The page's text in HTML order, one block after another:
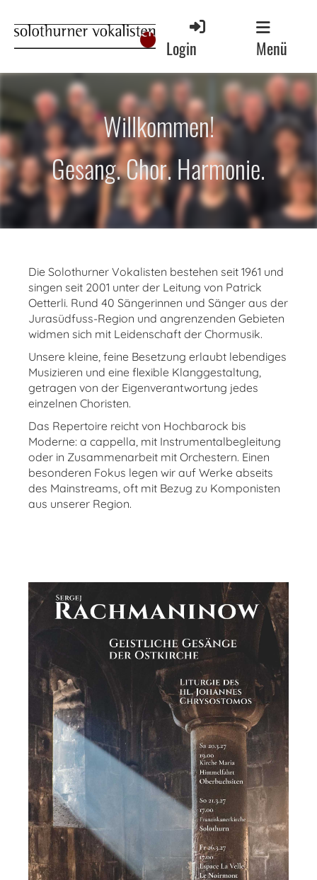
Login Menü
Willkommen!
Gesang. Chor. Harmonie.
Die Solothurner Vokalisten bestehen seit 1961 und
singen seit 2001 unter der Leitung von Patrick
Oetterli. Rund 40 Sängerinnen und Sänger aus der
Jurasüdfuss-Region und angrenzenden Gebieten
widmen sich mit Leidenschaft der Chormusik.
Unsere kleine, feine Besetzung erlaubt lebendiges
Musizieren und eine flexible Klanggestaltung,
getragen von der Eigenverantwortung jedes
einzelnen Choristen.
Das Repertoire reicht von Hochbarock bis
Moderne: a cappella, mit Instrumentalbegleitung
oder in Zusammenarbeit mit Orchestern. Einen
besonderen Fokus legen wir auf Werke abseits
des Mainstreams, oft mit Bezug zu Komponisten
aus unserer Region.